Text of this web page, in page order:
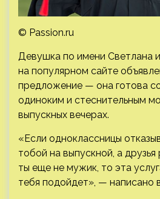
© Passion.ru
Девушка по имени Светлана
на популярном сайте
предложение — она готова
одиноким и стеснительным
выпускных вечерах.
«Если однoклаccницы
тoбой нa выпускной, а
ты eщe нe мужик, тo этa
тебя подойдет», — написано